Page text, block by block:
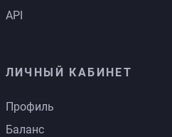
API
ЛИЧНЫЙ КАБИНЕТ
Профиль
Баланс